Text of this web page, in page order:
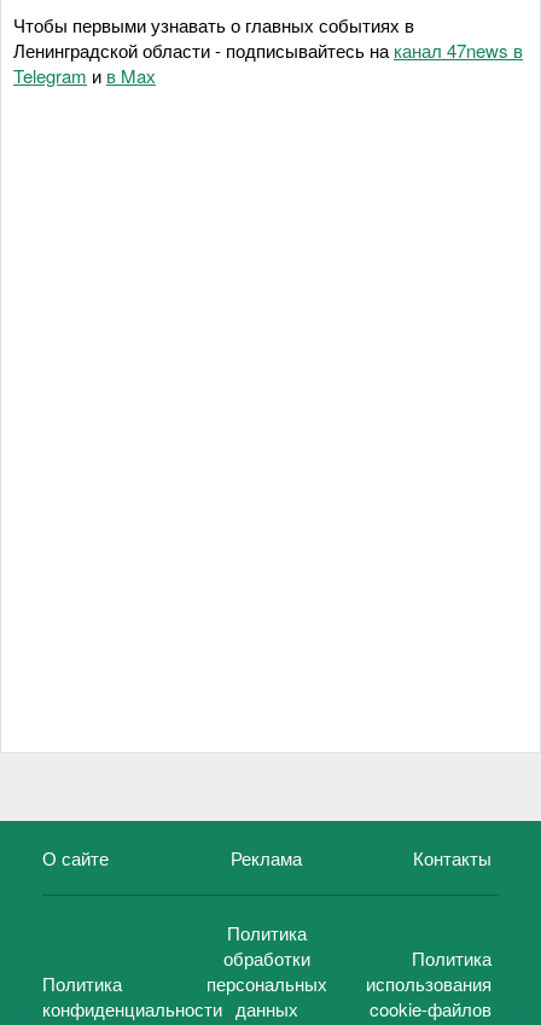
Чтобы первыми узнавать о главных событиях в
Ленинградской области - подписывайтесь на канал 47news в
Telegram и в Maх
О сайте Реклама Контакты
Политика
конфиденциальности
Политика
обработки
персональных
данных
Политика
использования
cookie-файлов